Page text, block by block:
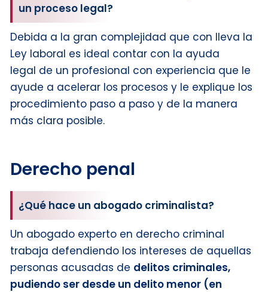
un proceso legal?
Debida a la gran complejidad que con lleva la
Ley laboral es ideal contar con la ayuda
legal de un profesional con experiencia que le
ayude a acelerar los procesos y le explique los
procedimiento paso a paso y de la manera
más clara posible.
Derecho penal
¿Qué hace un abogado criminalista?
Un abogado experto en derecho criminal
trabaja defendiendo los intereses de aquellas
personas acusadas de delitos criminales,
pudiendo ser desde un delito menor (en